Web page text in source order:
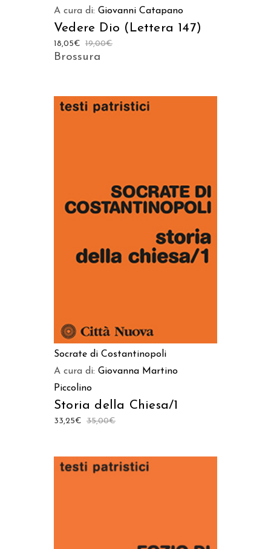
A cura di: Giovanni Catapano
Vedere Dio (Lettera 147)
19,00€
18,05€
Brossura
Socrate di Costantinopoli
A cura di: Giovanna Martino
Piccolino
Storia della Chiesa/1
35,00€
33,25€